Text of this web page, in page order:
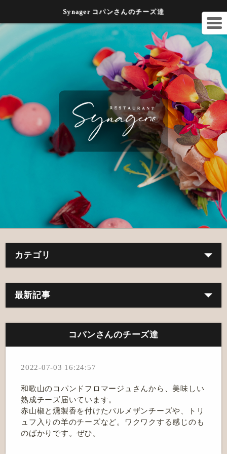
Synager コパンさんのチーズ達
カテゴリ
最新記事
コパンさんのチーズ達
2022-07-03 16:24:57
和歌山のコパンドフロマージュさんから、美味しい
熟成チーズ届いています。
赤山椒と燻製香を付けたパルメザンチーズや、トリ
ュフ入りの羊のチーズなど。ワクワクする感じのも
のばかりです。ぜひ。